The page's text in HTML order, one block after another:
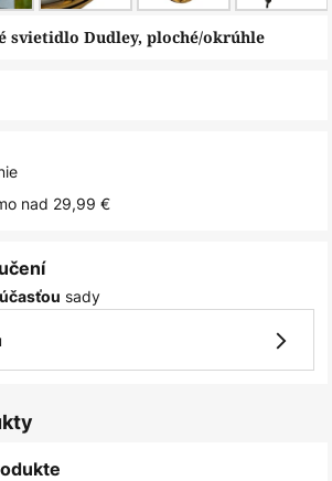
svietidlo Dudley, ploché/okrúhle
nad 29,99 €
sady